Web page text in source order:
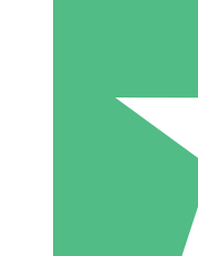
Betala per